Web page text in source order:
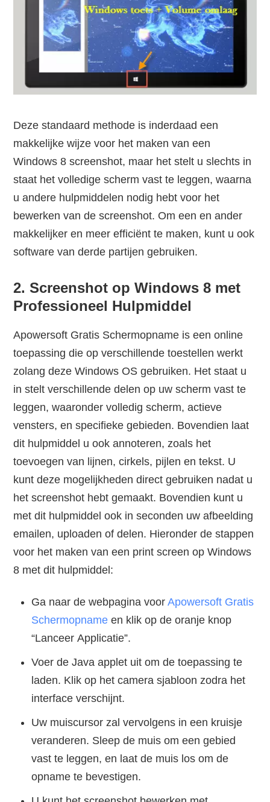
Deze standaard methode is inderdaad een
makkelijke wijze voor het maken van een
Windows 8 screenshot, maar het stelt u slechts in
staat het volledige scherm vast te leggen, waarna
u andere hulpmiddelen nodig hebt voor het
bewerken van de screenshot. Om een en ander
makkelijker en meer efficiënt te maken, kunt u ook
software van derde partijen gebruiken.
2. Screenshot op Windows 8 met
Professioneel Hulpmiddel
Apowersoft Gratis Schermopname is een online
toepassing die op verschillende toestellen werkt
zolang deze Windows OS gebruiken. Het staat u
in stelt verschillende delen op uw scherm vast te
leggen, waaronder volledig scherm, actieve
vensters, en specifieke gebieden. Bovendien laat
dit hulpmiddel u ook annoteren, zoals het
toevoegen van lijnen, cirkels, pijlen en tekst. U
kunt deze mogelijkheden direct gebruiken nadat u
het screenshot hebt gemaakt. Bovendien kunt u
met dit hulpmiddel ook in seconden uw afbeelding
emailen, uploaden of delen. Hieronder de stappen
voor het maken van een print screen op Windows
8 met dit hulpmiddel:
Ga naar de webpagina voorApowersoft Gratis
Schermopname en klik op de oranje knop
“Lanceer Applicatie”.
Voer de Java applet uit om de toepassing te
laden. Klik op het camera sjabloon zodra het
interface verschijnt.
Uw muiscursor zal vervolgens in een kruisje
veranderen. Sleep de muis om een gebied
vast te leggen, en laat de muis los om de
opname te bevestigen.